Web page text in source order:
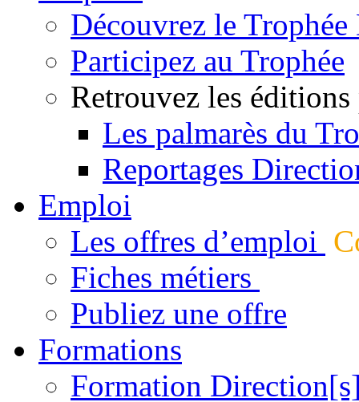
Découvrez le
Participez au Trophée
Retrouvez les éditions
Les palmarès du
Reportages
Emploi
Les offres d’emploi
Fiches métiers
Publiez une offre
Formations
Formation